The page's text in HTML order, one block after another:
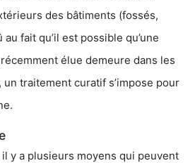
des bâtiments (fossés,
fait qu’il est possible qu’une
élue demeure dans les
traitement curatif s’impose pour
il y a plusieurs moyens qui peuvent